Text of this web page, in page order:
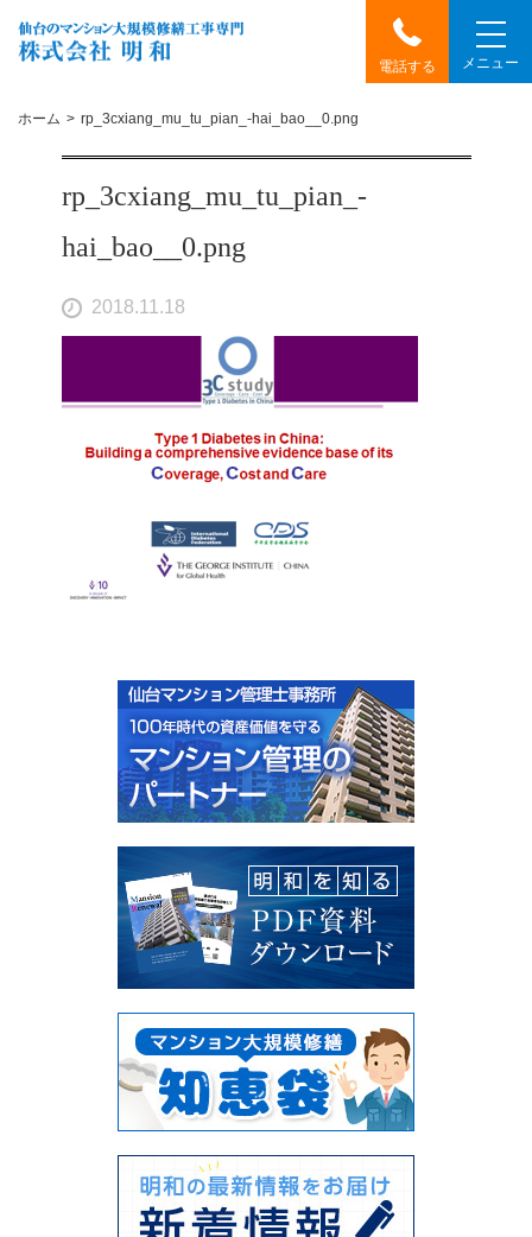
電話する メニュー
ホーム rp_3cxiang_mu_tu_pian_-hai_bao__0.png
rp_3cxiang_mu_tu_pian_-
hai_bao__0.png
2018.11.18